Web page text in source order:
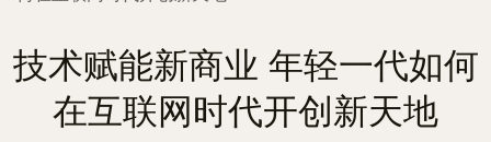
技术赋能新商业 年轻一代如何
在互联网时代开创新天地